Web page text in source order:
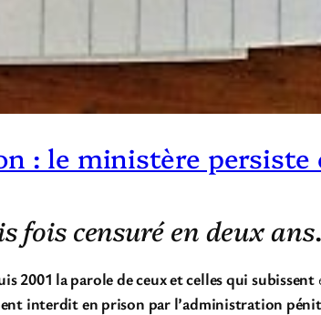
: le ministère persiste
fois censuré en deux ans.
2001 la parole de ceux et celles qui subissent
interdit en prison par l’administration